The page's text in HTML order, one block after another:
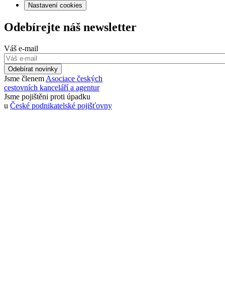
Nastavení cookies
Odebírejte náš newsletter
Váš e-mail
Odebírat novinky
Jsme členem Asociace českých
cestovních kanceláří a agentur
Jsme pojištěni proti úpadku
u České podnikatelské pojišťovny